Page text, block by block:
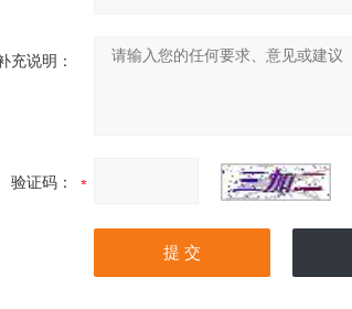
充说明：
验证码：